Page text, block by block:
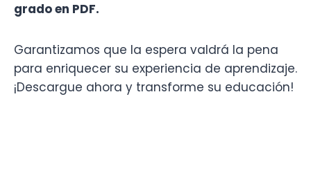
grado en PDF.
Garantizamos que la espera valdrá la pena
para enriquecer su experiencia de aprendizaje.
¡Descargue ahora y transforme su educación!